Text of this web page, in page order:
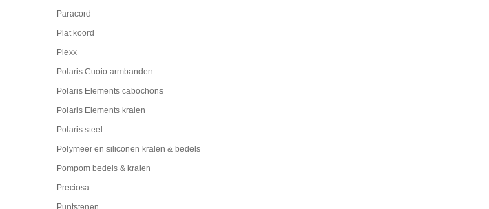
Paracord
Plat koord
Plexx
Polaris Cuoio armbanden
Polaris Elements cabochons
Polaris Elements kralen
Polaris steel
Polymeer en siliconen kralen & bedels
Pompom bedels & kralen
Preciosa
Puntstenen